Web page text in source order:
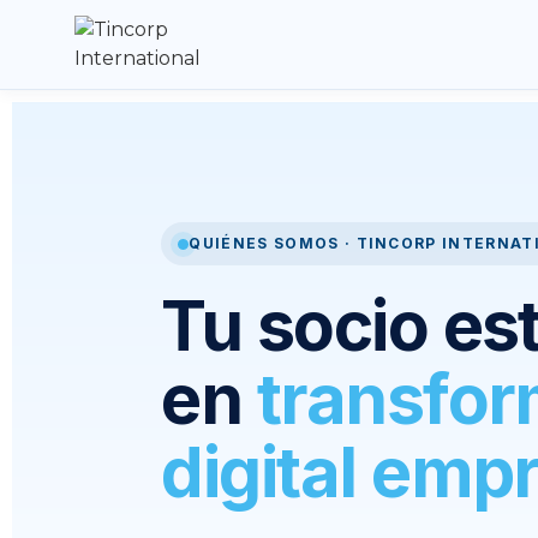
QUIÉNES SOMOS · TINCORP
Tu socio
en
digital